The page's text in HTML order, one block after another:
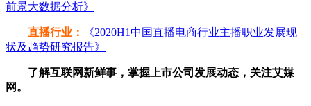
前景大数据分析》
直播行业：
《2020H1中国直播电商行业主播职业发展现
状及趋势研究报告》
了解互联网新鲜事，掌握上市公司发展动态，关注艾媒
网。